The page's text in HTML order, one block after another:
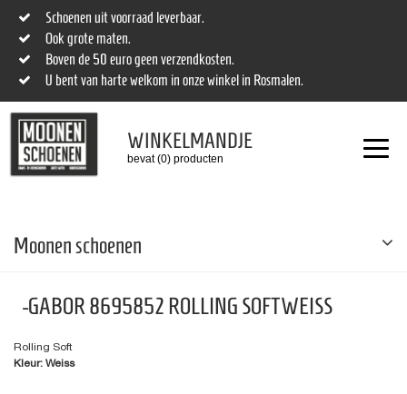
Schoenen uit voorraad leverbaar.
Ook grote maten.
Boven de 50 euro geen verzendkosten.
U bent van harte welkom in onze winkel in Rosmalen.
WINKELMANDJE
bevat (0) producten
Moonen schoenen
-GABOR 8695852 ROLLING SOFTWEISS
Rolling Soft
Kleur: Weiss